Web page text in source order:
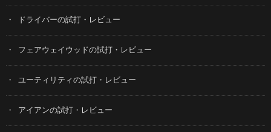
ドライバーの試打・レビュー
フェアウェイウッドの試打・レビュー
ユーティリティの試打・レビュー
アイアンの試打・レビュー